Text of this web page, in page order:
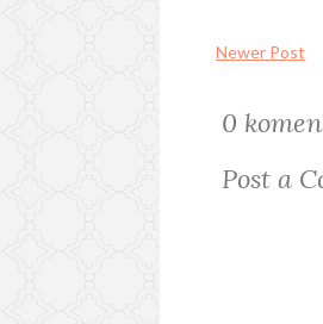
Newer Post
0
Post a